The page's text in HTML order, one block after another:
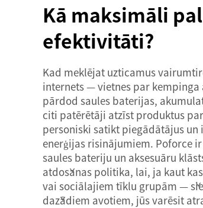
Kā maksimāli
efektivitāti?
Kad meklējat uzticamus
internets — vietnes par
pārdod saules baterijas,
citi patērētāji atzīst produktus
personiski satikt piegādātājus
enerģijas risinājumiem. Poforce
saules bateriju un aksesuāru
atdošanas politika, lai, ja kaut
vai sociālajiem tīklu grupām —
dažādiem avotiem, jūs varēsit